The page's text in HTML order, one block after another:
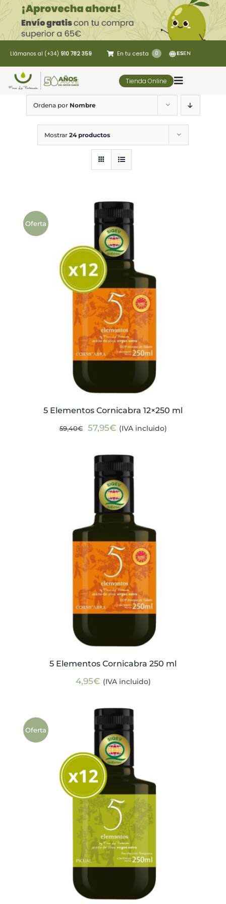
Saltar
al
contenido
Llámanos al (+34) 910 782 359 En tu cesta 0 ESEN
Tienda Online
Toggle
5 Elementos
Oleoturismo
Ordena por Nombre
Mostrar 24 productos
Oferta
5 Elementos Cornicabra 12×250 ml
59,40€
El
original
era:
59,40€.
57,95€El
actual
es:
57,95€.
(IVA incluido)
5 Elementos Cornicabra 250 ml
4,95€ (IVA incluido)
Oferta